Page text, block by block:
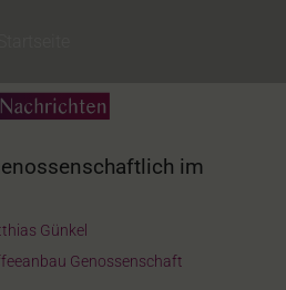
im
Günkel
Genossenschaft